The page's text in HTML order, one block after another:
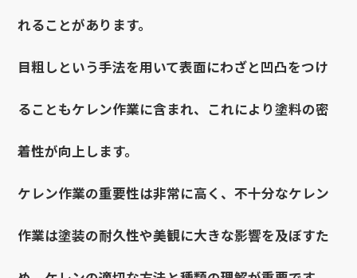
れることがあります。
目粗しという手法を用いて表面にわざと凹凸をつけ
ることもケレン作業に含まれ、これにより塗料の密
着性が向上します。
ケレン作業の重要性は非常に高く、不十分なケレン
作業は塗装の耐久性や美観に大きな影響を及ぼすた